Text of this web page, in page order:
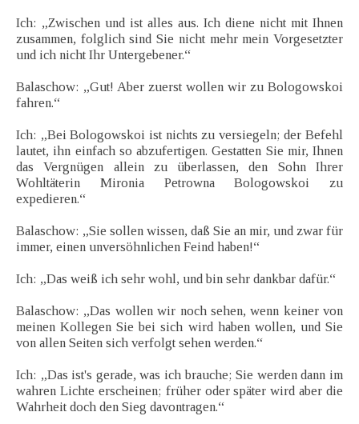
Ich: „Zwischen und ist alles aus. Ich diene nicht mit Ihnen
zusammen, folglich sind Sie nicht mehr mein Vorgesetzter
und ich nicht Ihr Untergebener.“
Balaschow: „Gut! Aber zuerst wollen wir zu Bologowskoi
fahren.“
Ich: „Bei Bologowskoi ist nichts zu versiegeln; der Befehl
lautet, ihn einfach so abzufertigen. Gestatten Sie mir, Ihnen
das Vergnügen allein zu überlassen, den Sohn Ihrer
Wohltäterin Mironia Petrowna Bologowskoi zu
expedieren.“
Balaschow: „Sie sollen wissen, daß Sie an mir, und zwar für
immer, einen unversöhnlichen Feind haben!“
Ich: „Das weiß ich sehr wohl, und bin sehr dankbar dafür.“
Balaschow: „Das wollen wir noch sehen, wenn keiner von
meinen Kollegen Sie bei sich wird haben wollen, und Sie
von allen Seiten sich verfolgt sehen werden.“
Ich: „Das ist's gerade, was ich brauche; Sie werden dann im
wahren Lichte erscheinen; früher oder später wird aber die
Wahrheit doch den Sieg davontragen.“